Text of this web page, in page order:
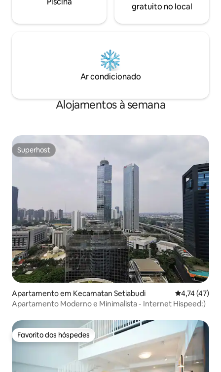
gratuito no local
Ar condicionado
Alojamentos à semana
Superhost
Superhost
Apartamento em Kecamatan Setiabudi
4,74 (47)
Apartamento Moderno e Minimalista - Internet Hispeed:)
Favorito dos hóspedes
Favorito dos hóspedes